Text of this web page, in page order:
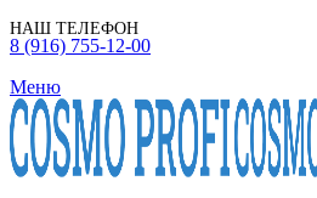
НАШ ТЕЛЕФОН
8 (916) 755-12-00
Меню